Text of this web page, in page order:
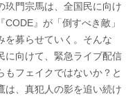
玖門宗馬は、全国民に向け
』が「倒すべき敵」
を募らせていく。そんな
に向けて、緊急ライブ配信
もフェイクではないか？と
は、真犯人の影を追い続け